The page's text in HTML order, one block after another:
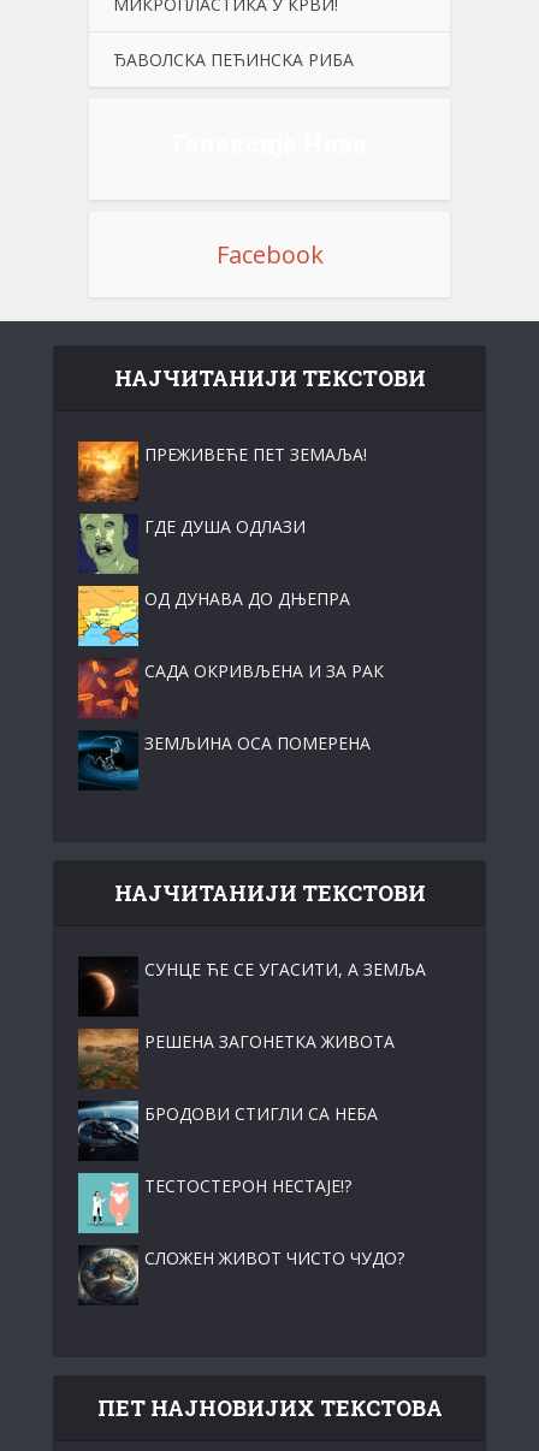
ЂАВОЛСKА ПЕЋИНСKА РИБА
Facebook
НАЈЧИТАНИЈИ ТЕКСТОВИ
ПРЕЖИВЕЋЕ ПЕТ ЗЕМАЉА!
ГДЕ ДУША ОДЛАЗИ
ОД ДУНАВА ДО ДЊЕПРА
САДА ОКРИВЉЕНА И ЗА РАК
ЗЕМЉИНА ОСА ПОМЕРЕНА
НАЈЧИТАНИЈИ ТЕКСТОВИ
СУНЦЕ ЋЕ СЕ УГАСИТИ, А ЗЕМЉА
РЕШЕНА ЗАГОНЕТКА ЖИВОТА
БРОДОВИ СТИГЛИ СА НЕБА
ТЕСТОСТЕРОН НЕСТАЈЕ!?
СЛОЖЕН ЖИВОТ ЧИСТО ЧУДО?
ПЕТ НАЈНОВИЈИХ ТЕКСТОВА